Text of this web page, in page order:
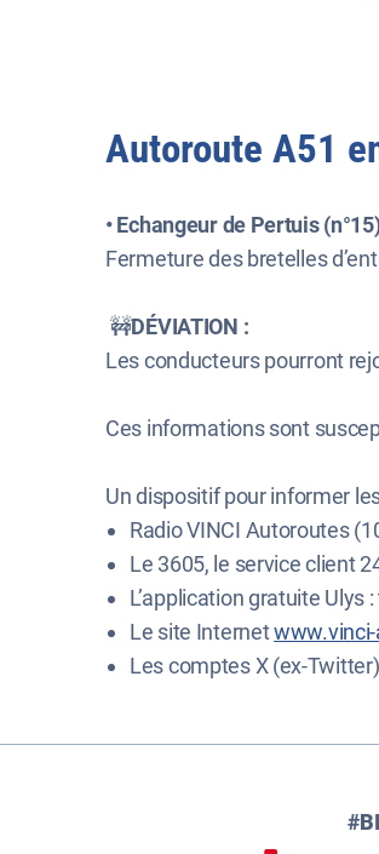
Autoroute A51
• Echangeur de Pertuis
Fermeture des bretelles
🚧DÉVIATION :
Les conducteurs pourront
Ces informations sont
Un dispositif pour informer
Radio VINCI Autoroutes
Le 3605, le service client
L’application gratuite Ulys
Le site Internet
Les comptes X (ex-